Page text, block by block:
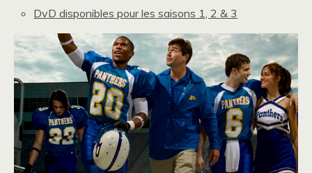
DvD disponibles pour les saisons 1, 2 & 3